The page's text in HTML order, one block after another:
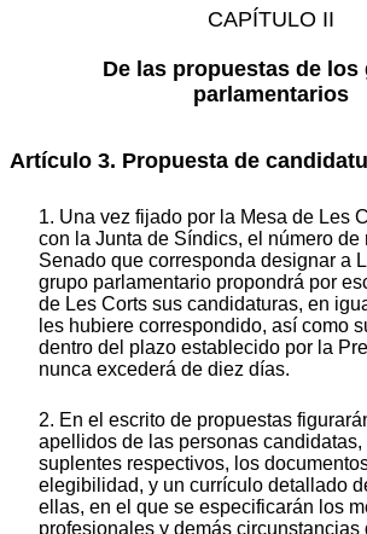
CAPÍTULO II
De las propuestas de los
parlamentarios
Artículo 3. Propuesta de
1. Una vez fijado por la Mesa de Les
con la Junta de Síndics, el número de
Senado que corresponda designar a
grupo parlamentario propondrá por
de Les Corts sus candidaturas, en
les hubiere correspondido, así como
dentro del plazo establecido por la
nunca excederá de diez días.
2. En el escrito de propuestas
apellidos de las personas
suplentes respectivos, los
elegibilidad, y un currículo detallado
ellas, en el que se especificarán los
profesionales y demás circunstancias